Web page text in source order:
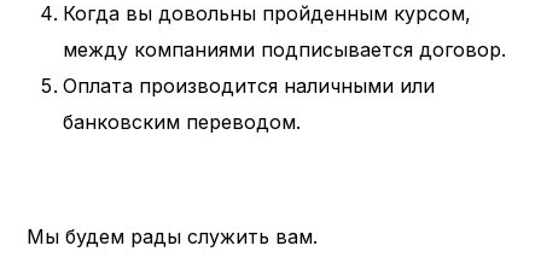
Когда вы довольны пройденным курсом,
между компаниями подписывается договор.
Оплата производится наличными или
банковским переводом.
Мы будем рады служить вам.